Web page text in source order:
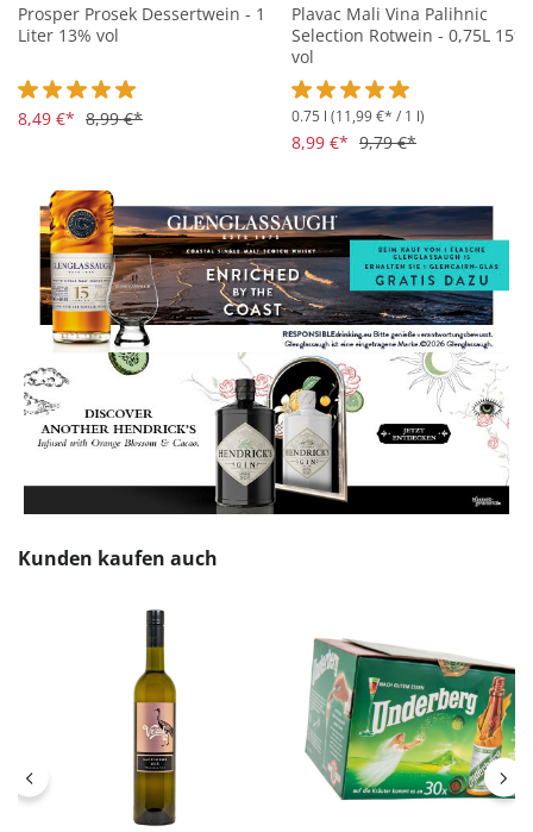
Prosper Prosek Dessertwein - 1
Liter 13% vol
Durchschnittliche Bewertung von 5 von 5 Sternen
8,49 €* 8,99 €*
Plavac Mali Vina Palihnic
Selection Rotwein - 0,75L 15%
vol
Durchschnittliche
0.75 l (11,99 €* / 1 l)
8,99 €* 9,79 €*
Produktgalerie überspringen
Kunden kaufen auch